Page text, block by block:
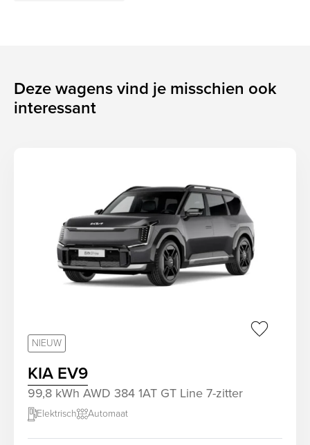
Deze wagens vind je misschien ook
interessant
NIEUW
KIA EV9
99,8 kWh AWD 384 1AT GT Line 7-zitter
Elektrisch Automaat